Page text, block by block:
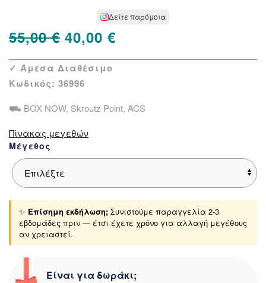
Δείτε παρόμοια
55,00€ Original
price
was:
40,00 €
τρέχουσα
40,00 €.
✓ Άμεσα Διαθέσιμο
Κωδικός: 36996
⛟ BOX NOW, Skroutz Point, ACS
Πίνακας μεγεθών
Μέγεθος
✨ Επίσημη εκδήλωση; Συνιστούμε παραγγελία 2-3
εβδομάδες πριν — έτσι έχετε χρόνο για αλλαγή μεγέθους
αν χρειαστεί.
Είναι για δωράκι;